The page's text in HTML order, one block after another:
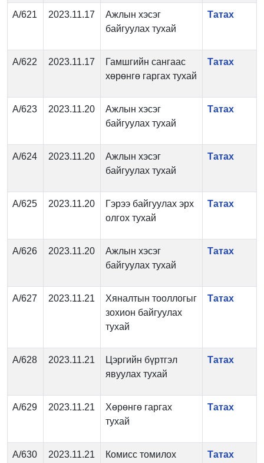
А/621 2023.11.17
Ажлын хэсэг
байгуулах тухай
Татах
А/622 2023.11.17
Гамшгийн сангаас
хөрөнгө гаргах тухай
Татах
А/623 2023.11.20
Ажлын хэсэг
байгуулах тухай
Татах
А/624 2023.11.20
Ажлын хэсэг
байгуулах тухай
Татах
А/625 2023.11.20
Гэрээ байгуулах эрх
олгох тухай
Татах
А/626 2023.11.20
Ажлын хэсэг
байгуулах тухай
Татах
А/627 2023.11.21
Хяналтын тооллогыг
зохион байгуулах
тухай
Татах
А/628 2023.11.21
Цэргийн бүртгэл
явуулах тухай
Татах
А/629 2023.11.21
Хөрөнгө гаргах
тухай
Татах
А/630 2023.11.21
Комисс томилох
Татах